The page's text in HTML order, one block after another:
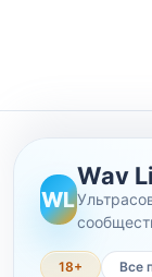
WL
Wav
18+ Все